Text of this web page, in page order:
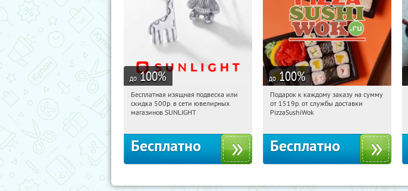
до 100%
16:29:05 Получили:
Россия
Бесплатная изящная подвеска или
скидка 500р. в сети ювелирных
магазинов SUNLIGHT
Бесплатно
до 100%
16:29:05 Получили:197
г. Москва
Подарок к каждому заказу на сумму
от 1519р. от службы доставки
PizzaSushiWok
Бесплатно